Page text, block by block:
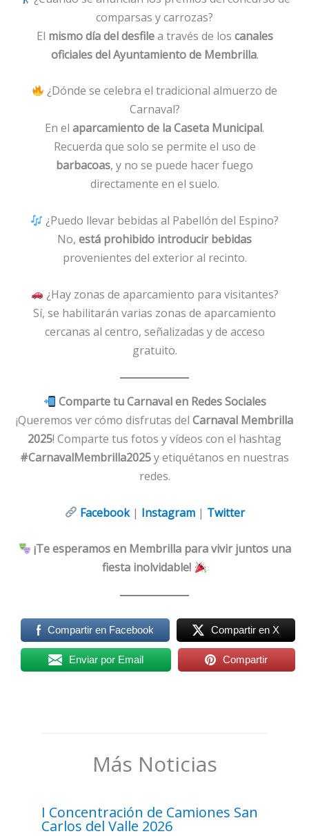
comparsas y carrozas?
El mismo día del desfilea través de los canales
oficiales del Ayuntamiento de Membrilla.
¿Dónde se celebra el tradicional almuerzo de
Carnaval?
En el aparcamiento de la Caseta Municipal.
Recuerda que solo se permite el uso de
barbacoas, y no se puede hacer fuego
directamente en el suelo.
¿Puedo llevar bebidas al Pabellón del Espino?
No, está prohibido introducir bebidas
provenientes del exterior al recinto.
¿Hay zonas de aparcamiento para visitantes?
Sí, se habilitarán varias zonas de aparcamiento
cercanas al centro, señalizadas y de acceso
gratuito.
Comparte tu Carnaval en Redes Sociales
¡Queremos ver cómo disfrutas del Carnaval Membrilla
2025! Comparte tus fotos y vídeos con el hashtag
#CarnavalMembrilla2025y etiquétanos en nuestras
redes.
Facebook| Instagram| Twitter
¡Te esperamos en Membrilla para vivir juntos una
fiesta inolvidable!
Compartir en Facebook Compartir en X
Enviar por Email Compartir
Más Noticias
I Concentración de Camiones San
Carlos del Valle 2026